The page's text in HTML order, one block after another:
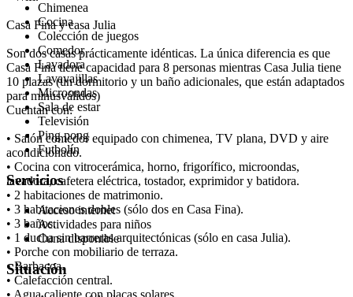
Casa Fina y casa Julia
Son dos casas prácticamente idénticas. La única diferencia es que
Casa Fina tiene capacidad para 8 personas mientras Casa Julia tiene
10 plazas (un dormitorio y un baño adicionales, que están adaptados
para minusválidos)
Cuentan con:
• Salón comedor equipado con chimenea, TV plana, DVD y aire
acondicionado.
• Cocina con vitrocerámica, horno, frigorífico, microondas,
lavadora, cafetera eléctrica, tostador, exprimidor y batidora.
• 2 habitaciones de matrimonio.
• 3 habitaciones dobles (sólo dos en Casa Fina).
• 3 baños.
• 1 ducha sin barreras arquitectónicas (sólo en casa Julia).
• Porche con mobiliario de terraza.
• Barbacoa.
• Calefacción central.
• Agua caliente con placas solares.
Chimenea
Cocina
Colección de juegos
Comedor
Lavadora
Lavavajillas
Microondas
Sala de estar
Televisión
Ping pong
Futbolín
Servicios
Acceso internet
Actividades para niños
Cuna disponible
Situación